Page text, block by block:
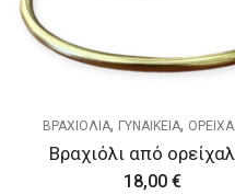
ΒΡΑΧΙΟΛΙΑ, ΓΥΝΑΙΚΕΙΑ,
Βραχιόλι από
18,00 €